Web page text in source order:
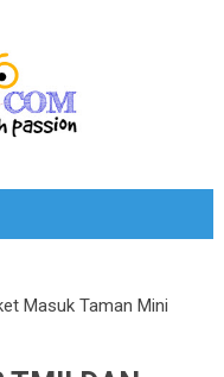
Masuk Taman Mini